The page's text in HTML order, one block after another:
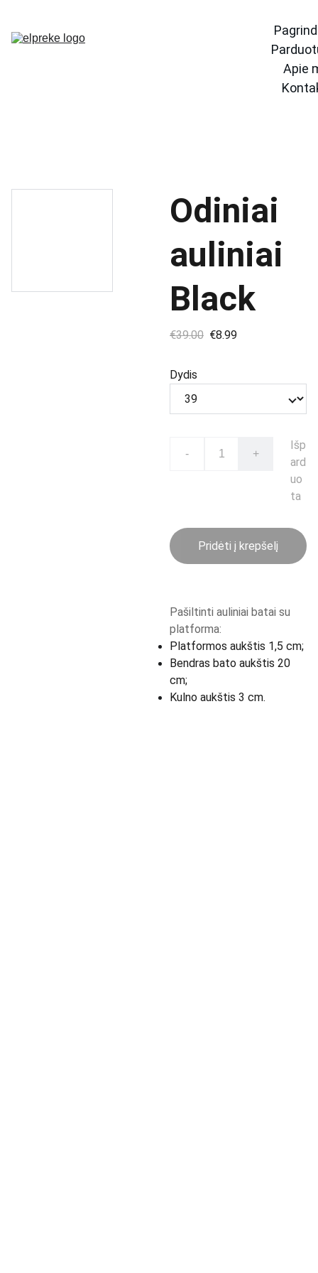
Apie
Odiniai
auliniai
Black
€39.00 €8.99
Dydis
- +
Išp
ard
uo
ta
Pridėti į krepšelį
Pašiltinti auliniai batai su
platforma:
Platformos aukštis 1,5 cm;
Bendras bato aukštis 20
cm;
Kulno aukštis 3 cm.